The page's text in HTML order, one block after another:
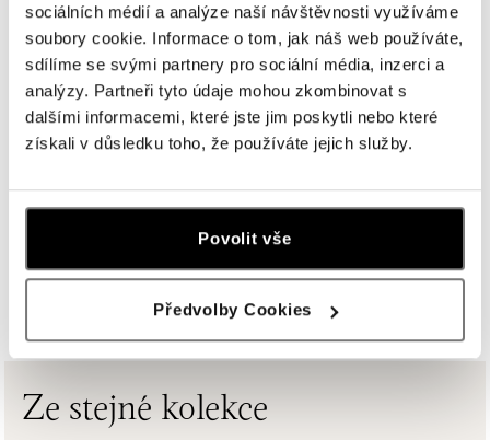
sociálních médií a analýze naší návštěvnosti využíváme
soubory cookie. Informace o tom, jak náš web používáte,
sdílíme se svými partnery pro sociální média, inzerci a
analýzy. Partneři tyto údaje mohou zkombinovat s
dalšími informacemi, které jste jim poskytli nebo které
získali v důsledku toho, že používáte jejich služby.
Povolit vše
Předvolby Cookies
ALOve Westfield Černý most, Praha 9
Chlumecká 765/6, 198 19 Praha 9
tel.: +420735703904
dnes otevřeno do 21:00
Roztylská 2321/19, 148 00 Praha 4 - Chodov
tel.: +420730524389
dnes otevřeno do 21:00
Einsteinova 3541/18, 851 01 Bratislava
tel.: +421917090556
ALOve OC Eurovea, Bratislava
Ze stejné kolekce